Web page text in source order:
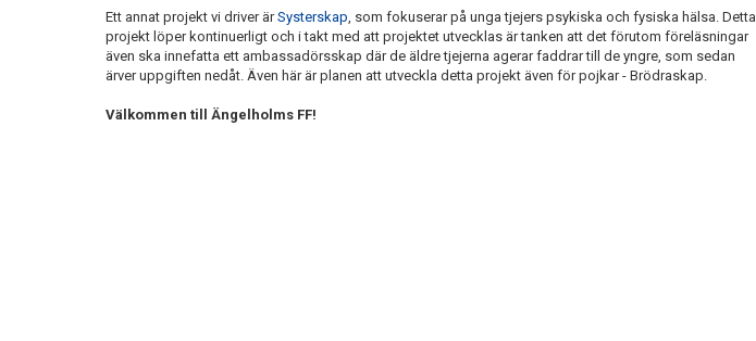
Ett annat projekt vi driver ärSysterskap, som fokuserar på unga tjejers psykiska och fysiska hälsa. Detta
projekt löper kontinuerligt och i takt med att projektet utvecklas är tanken att det förutom föreläsningar
även ska innefatta ett ambassadörsskap där de äldre tjejerna agerar faddrar till de yngre, som sedan
ärver uppgiften nedåt. Även här är planen att utveckla detta projekt även för pojkar - Brödraskap.
Välkommen till Ängelholms FF!